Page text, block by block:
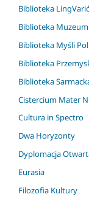
Biblioteka
Biblioteka
Biblioteka Myśli
Biblioteka
Biblioteka
Cistercium Mater
Cultura in Spectro
Dwa Horyzonty
Dyplomacja
Eurasia
Filozofia Kultury